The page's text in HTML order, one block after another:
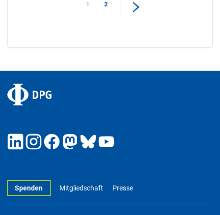
1 2
Spenden Mitgliedschaft Presse